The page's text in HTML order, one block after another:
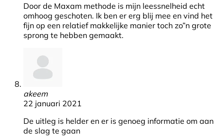
Door de Maxam methode is mijn leessnelheid echt
omhoog geschoten. Ik ben er erg blij mee en vind het
fijn op een relatief makkelijke manier toch zo”n grote
sprong te hebben gemaakt.
akeem
22 januari 2021
De uitleg is helder en er is genoeg informatie om aan
de slag te gaan